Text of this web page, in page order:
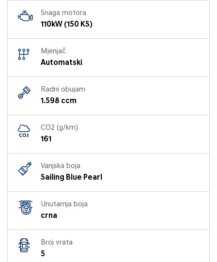
Snaga motora
110kW (150 KS)
Mjenjač
Automatski
Radni obujam
1.598 ccm
CO2 (g/km)
161
Vanjska boja
Sailing Blue Pearl
Unutarnja boja
crna
Broj vrata
5